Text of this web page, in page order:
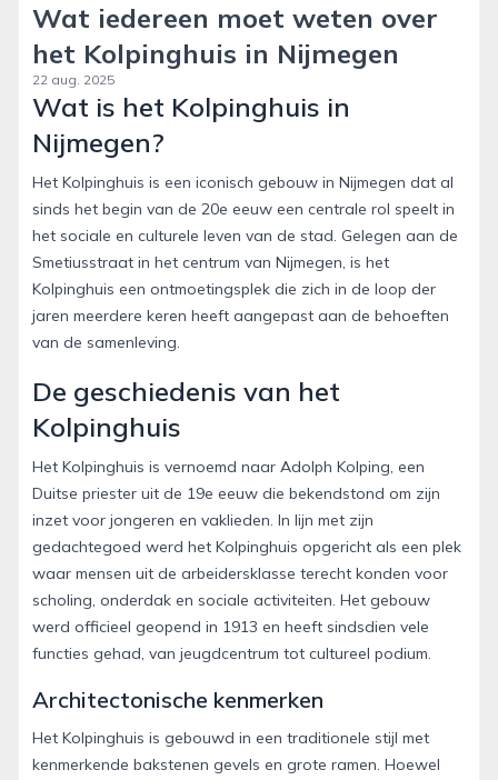
Wat iedereen moet weten over
het Kolpinghuis in Nijmegen
22 aug. 2025
Wat is het Kolpinghuis in
Nijmegen?
Het Kolpinghuis is een iconisch gebouw in Nijmegen dat al
sinds het begin van de 20e eeuw een centrale rol speelt in
het sociale en culturele leven van de stad. Gelegen aan de
Smetiusstraat in het centrum van Nijmegen, is het
Kolpinghuis een ontmoetingsplek die zich in de loop der
jaren meerdere keren heeft aangepast aan de behoeften
van de samenleving.
De geschiedenis van het
Kolpinghuis
Het Kolpinghuis is vernoemd naar Adolph Kolping, een
Duitse priester uit de 19e eeuw die bekendstond om zijn
inzet voor jongeren en vaklieden. In lijn met zijn
gedachtegoed werd het Kolpinghuis opgericht als een plek
waar mensen uit de arbeidersklasse terecht konden voor
scholing, onderdak en sociale activiteiten. Het gebouw
werd officieel geopend in 1913 en heeft sindsdien vele
functies gehad, van jeugdcentrum tot cultureel podium.
Architectonische kenmerken
Het Kolpinghuis is gebouwd in een traditionele stijl met
kenmerkende bakstenen gevels en grote ramen. Hoewel